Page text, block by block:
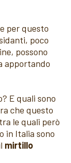
e per questo
poco
possono
apportando
E quali sono
che questo
le quali però
in Italia sono
mirtillo